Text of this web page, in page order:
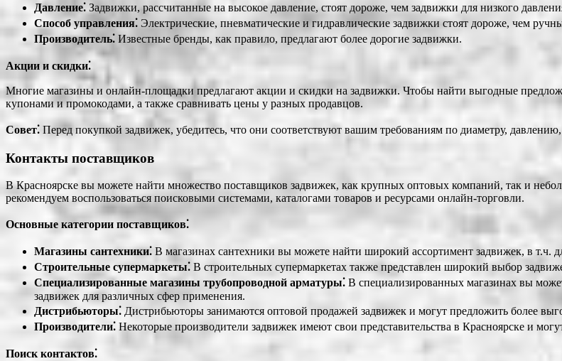
Давление⁚ Задвижки, рассчитанные на высокое давление, стоят дороже, чем задвижки для низкого
Способ управления⁚ Электрические, пневматические и гидравлические задвижки стоят дороже, чем
Производитель⁚ Известные бренды, как правило, предлагают более дорогие задвижки.
Акции и скидки⁚
Многие магазины и онлайн-площадки предлагают акции и скидки на задвижки. Чтобы найти выгодные
купонами и промокодами, а также сравнивать цены у разных продавцов.
Совет⁚ Перед покупкой задвижек, убедитесь, что они соответствуют вашим требованиям по диаметру,
Контакты поставщиков
В Красноярске вы можете найти множество поставщиков задвижек, как крупных оптовых компаний, так и
рекомендуем воспользоваться поисковыми системами, каталогами товаров и ресурсами онлайн-торговли.
Основные категории поставщиков⁚
Магазины сантехники⁚ В магазинах сантехники вы можете найти широкий ассортимент задвижек, в т.ч.
Строительные супермаркеты⁚ В строительных супермаркетах также представлен широкий выбор
Специализированные магазины трубопроводной арматуры⁚ В специализированных магазинах вы
задвижек для различных сфер применения.
Дистрибьюторы⁚ Дистрибьюторы занимаются оптовой продажей задвижек и могут предложить более
Производители⁚ Некоторые производители задвижек имеют свои представительства в Красноярске и
Поиск контактов⁚